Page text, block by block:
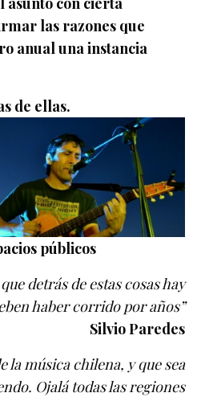
las razones que
anual una instancia
de ellas.
públicos
detrás de estas cosas hay
haber corrido por años”
Silvio Paredes
la música chilena, y que sea
Ojalá todas las regiones